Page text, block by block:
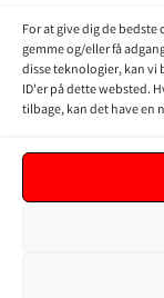
For at give dig de
gemme og/eller få
disse teknologier, kan
ID'er på dette websted.
tilbage, kan det have en
Kontakt Os
Om JPD Japan
Handelsbetingelser
Privat Politik